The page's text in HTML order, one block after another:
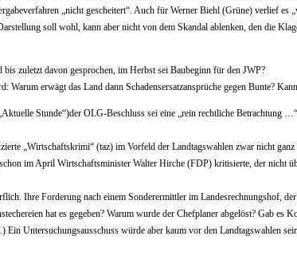
„nicht gescheitert“. Auch für Werner Biehl (Grüne) verlief
soll wohl, kann aber nicht von dem Skandal ablenken, den die
zuletzt davon gesprochen, im Herbst sei Baubeginn für den JWP?
erwägt das Land dann Schadensersatzansprüche gegen Bunte?
Stunde“)der OLG-Beschluss sei eine „rein rechtliche Betrachtung
„Wirtschaftskrimi“ (taz) im Vorfeld der Landtagswahlen zwar nicht
im April Wirtschaftsminister Walter Hirche (FDP) kritisierte, der nicht
Ihre Forderung nach einem Sonderermittler im Landesrechnungshof,
hat es gegeben? Warum wurde der Chefplaner abgelöst? Gab
Untersuchungsausschuss würde aber kaum vor den Landtagswahlen